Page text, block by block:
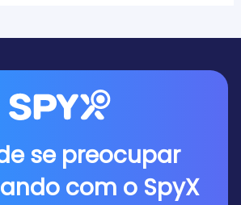
se preocupar
com o SpyX